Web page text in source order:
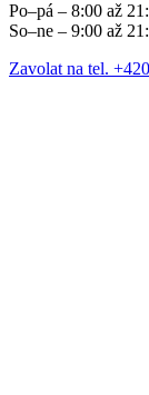
Po–pá – 8:00 až
So–ne – 9:00 až
Zavolat na tel.